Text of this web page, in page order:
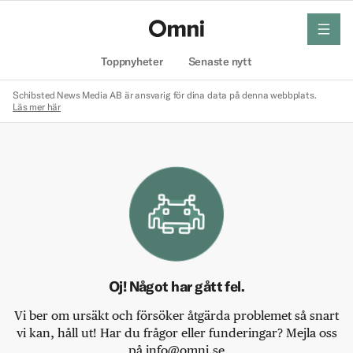
Toppnyheter Senaste nytt
meny
Schibsted News Media AB är ansvarig för dina data på denna webbplats.
Läs mer här
Oj! Något har gått fel.
Vi ber om ursäkt och försöker åtgärda problemet så snart
vi kan, håll ut! Har du frågor eller funderingar? Mejla oss